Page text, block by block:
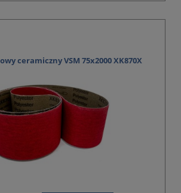
ceramiczny VSM 75x2000 XK870X